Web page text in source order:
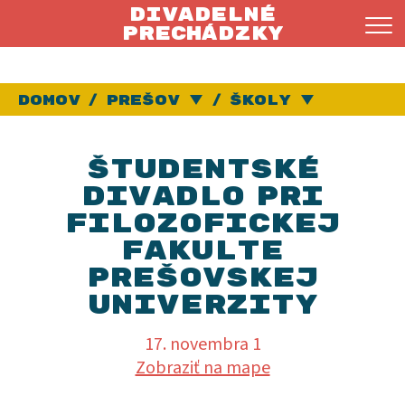
Divadelné
prechádzky
Domov Prešov Vybrať iné mesto
Školy
Študentské
divadlo pri
Filozofickej
fakulte
Prešovskej
univerzity
17. novembra 1
Zobraziť na mape